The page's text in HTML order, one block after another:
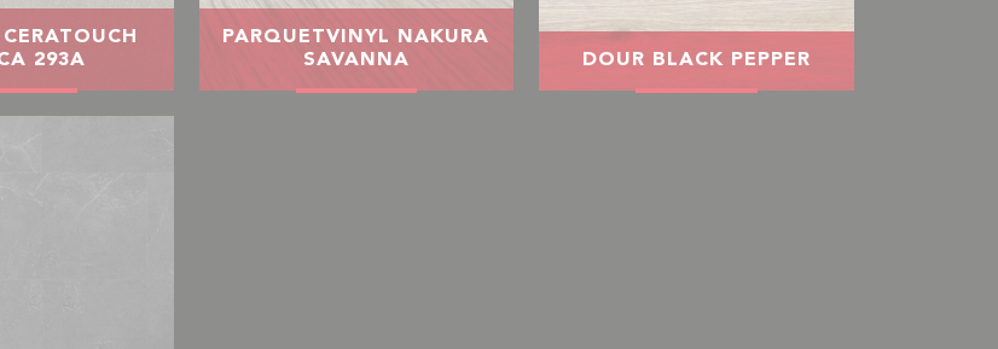
293A
PARQUETVINYL NAKURA
SAVANNA
DOUR BLACK PEPPER